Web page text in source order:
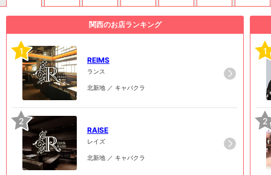
関西のお店ランキング
1
REIMS
ランス
北新地 ／ キャバクラ
2
RAISE
レイズ
北新地 ／ キャバクラ
1
2